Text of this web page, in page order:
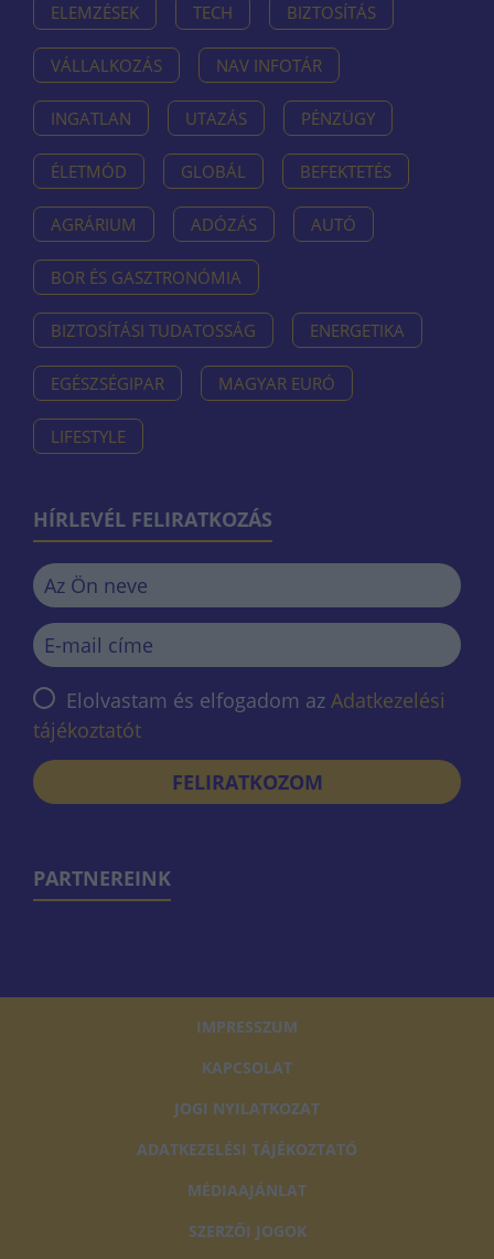
ELEMZÉSEK TECH BIZTOSÍTÁS
VÁLLALKOZÁS NAV INFOTÁR
INGATLAN UTAZÁS PÉNZÜGY
ÉLETMÓD GLOBÁL BEFEKTETÉS
AGRÁRIUM ADÓZÁS AUTÓ
BOR ÉS GASZTRONÓMIA
BIZTOSÍTÁSI TUDATOSSÁG ENERGETIKA
EGÉSZSÉGIPAR MAGYAR EURÓ
LIFESTYLE
HÍRLEVÉL FELIRATKOZÁS
Elolvastam és elfogadom az Adatkezelési
tájékoztatót
FELIRATKOZOM
PARTNEREINK
IMPRESSZUM
KAPCSOLAT
JOGI NYILATKOZAT
ADATKEZELÉSI TÁJÉKOZTATÓ
MÉDIAAJÁNLAT
SZERZŐI JOGOK